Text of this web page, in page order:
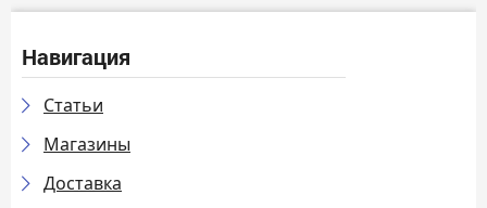
Навигация
Статьи
Магазины
Доставка